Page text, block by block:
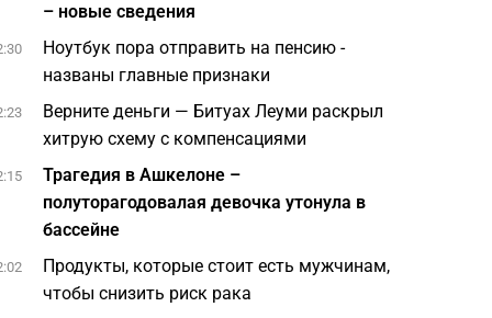
– новые сведения
Ноутбук пора отправить на пенсию -
названы главные признаки
Верните деньги — Битуах Леуми раскрыл
хитрую схему с компенсациями
Трагедия в Ашкелоне –
полуторагодовалая девочка утонула в
бассейне
Продукты, которые стоит есть мужчинам,
чтобы снизить риск рака